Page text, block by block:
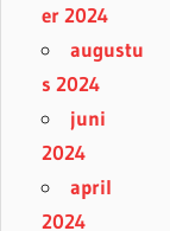
er 2024
augustu
s 2024
juni
2024
april
2024